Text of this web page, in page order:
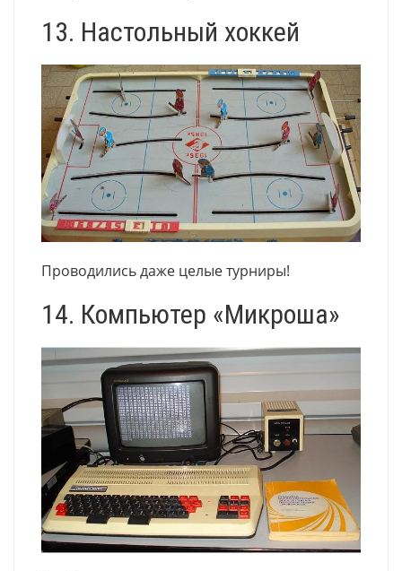
13. Настольный хоккей
Проводились даже целые турниры!
14. Компьютер «Микроша»